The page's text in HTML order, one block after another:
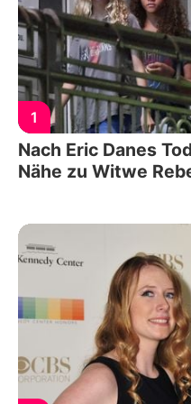
1
Nach Eric Danes
Nähe zu Witwe